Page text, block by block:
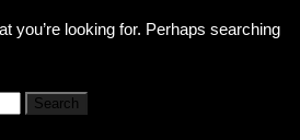
you’re looking for. Perhaps searching